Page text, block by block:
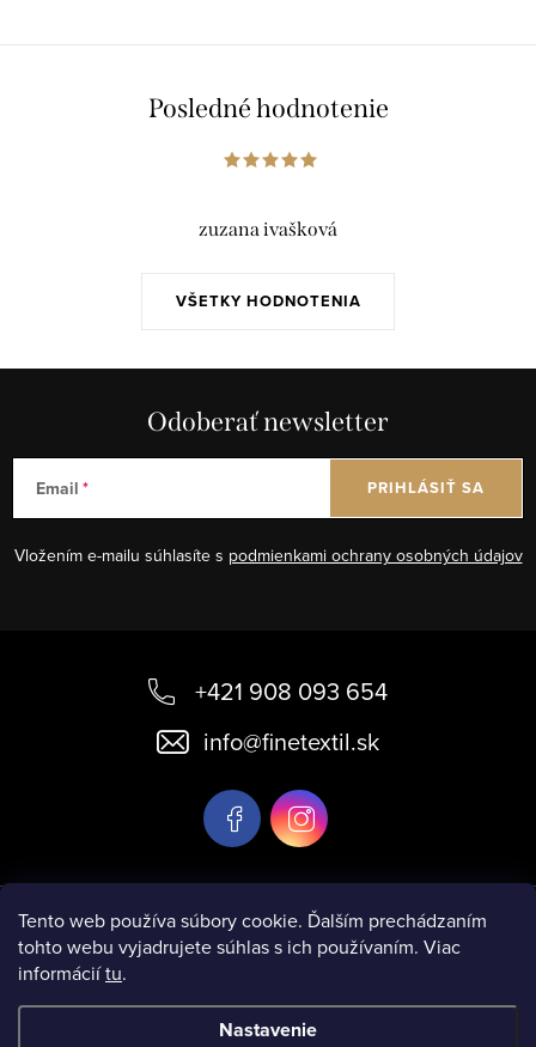
Tento web používa súbory cookie. Ďalším prechádzaním
tohto webu vyjadrujete súhlas s ich používaním. Viac
informáciítu.
Nastavenie
Posledné hodnotenie
VŠETKY HODNOTENIA
zuzana ivašková
Odoberať newsletter
Email
Vložením e-mailu súhlasíte s podmienkami ochrany osobných údajov
PRIHLÁSIŤ SA
e
+421 908 093 654
info@finetextil.sk
Informácie pre vás